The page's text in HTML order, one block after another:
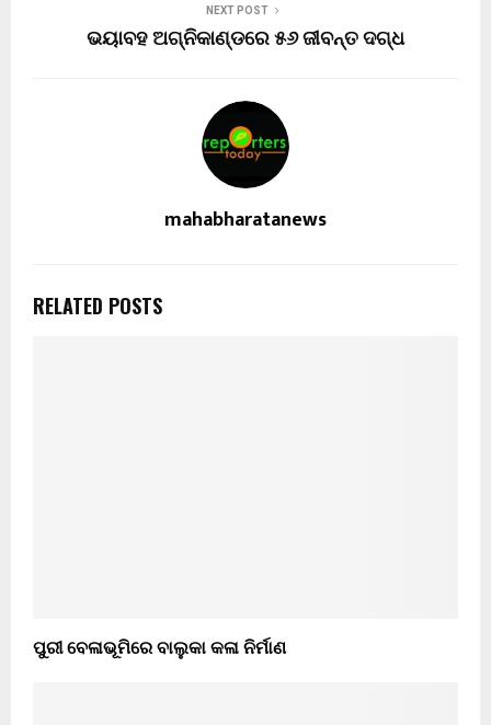
NEXT POST
ଭୟାବହ ଅଗ୍ନିକାଣ୍ଡରେ ୫୬ ଜୀବନ୍ତ ଦଗ୍ଧ
mahabharatanews
RELATED POSTS
ପୁରୀ ବେଳାଭୂମିରେ ବାଲୁକା କଳା ନିର୍ମାଣ